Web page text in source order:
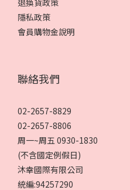
退換貨政策
隱私政策
會員購物金說明
聯絡我們
02-2657-8829
02-2657-8806
周一~周五 0930-1830
(不含國定例假日)
沐幸國際有限公司
統編:94257290